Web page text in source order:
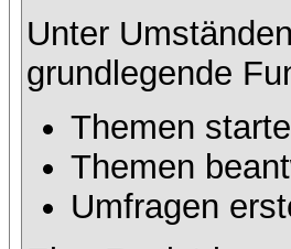
Unter
grundlegende
Themen
Themen
Umfragen